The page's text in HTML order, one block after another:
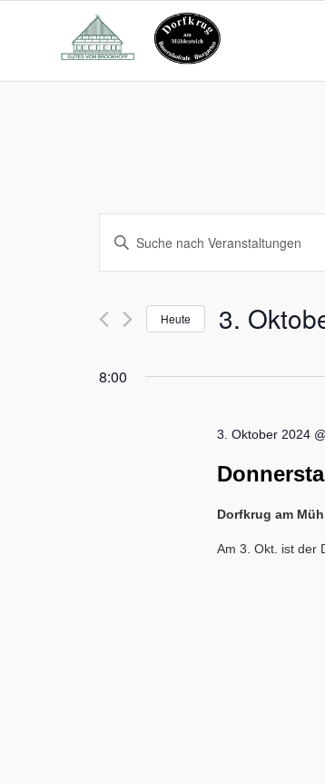
Veranstaltungen
Suche
und
Ansichten,
Navigation
Bitte
Schlüsselwort
eingeben.
nach
Veranstaltungen
Heute 3.
8:00
3. Oktober 2024
Dorfkrug am
Am 3. Okt. ist der